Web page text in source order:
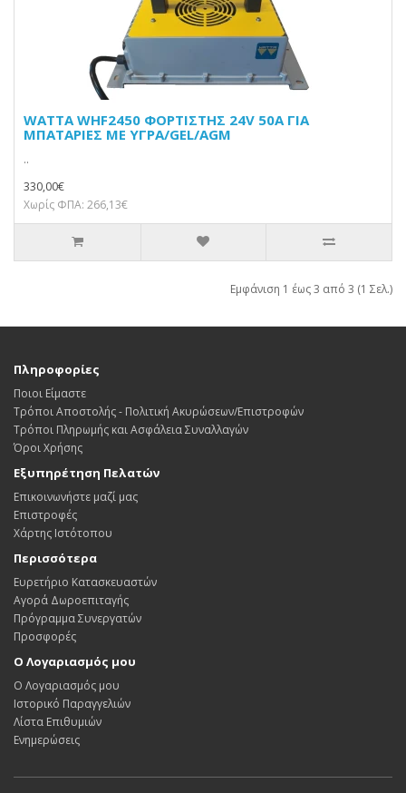
WATTA WHF2450 ΦΟΡΤΙΣΤΗΣ 24V 50A ΓΙΑ
ΜΠΑΤΑΡΙΕΣ ΜΕ ΥΓΡΑ/GEL/AGM
..
330,00€
Χωρίς ΦΠΑ: 266,13€
Εμφάνιση 1 έως 3 από 3 (1 Σελ.)
Πληροφορίες
Ποιοι Είμαστε
Τρόποι Αποστολής - Πολιτική Ακυρώσεων/Επιστροφών
Τρόποι Πληρωμής και Ασφάλεια Συναλλαγών
Όροι Χρήσης
Εξυπηρέτηση Πελατών
Επικοινωνήστε μαζί μας
Επιστροφές
Χάρτης Ιστότοπου
Περισσότερα
Ευρετήριο Κατασκευαστών
Αγορά Δωροεπιταγής
Πρόγραμμα Συνεργατών
Προσφορές
Ο Λογαριασμός μου
Ο Λογαριασμός μου
Ιστορικό Παραγγελιών
Λίστα Επιθυμιών
Ενημερώσεις